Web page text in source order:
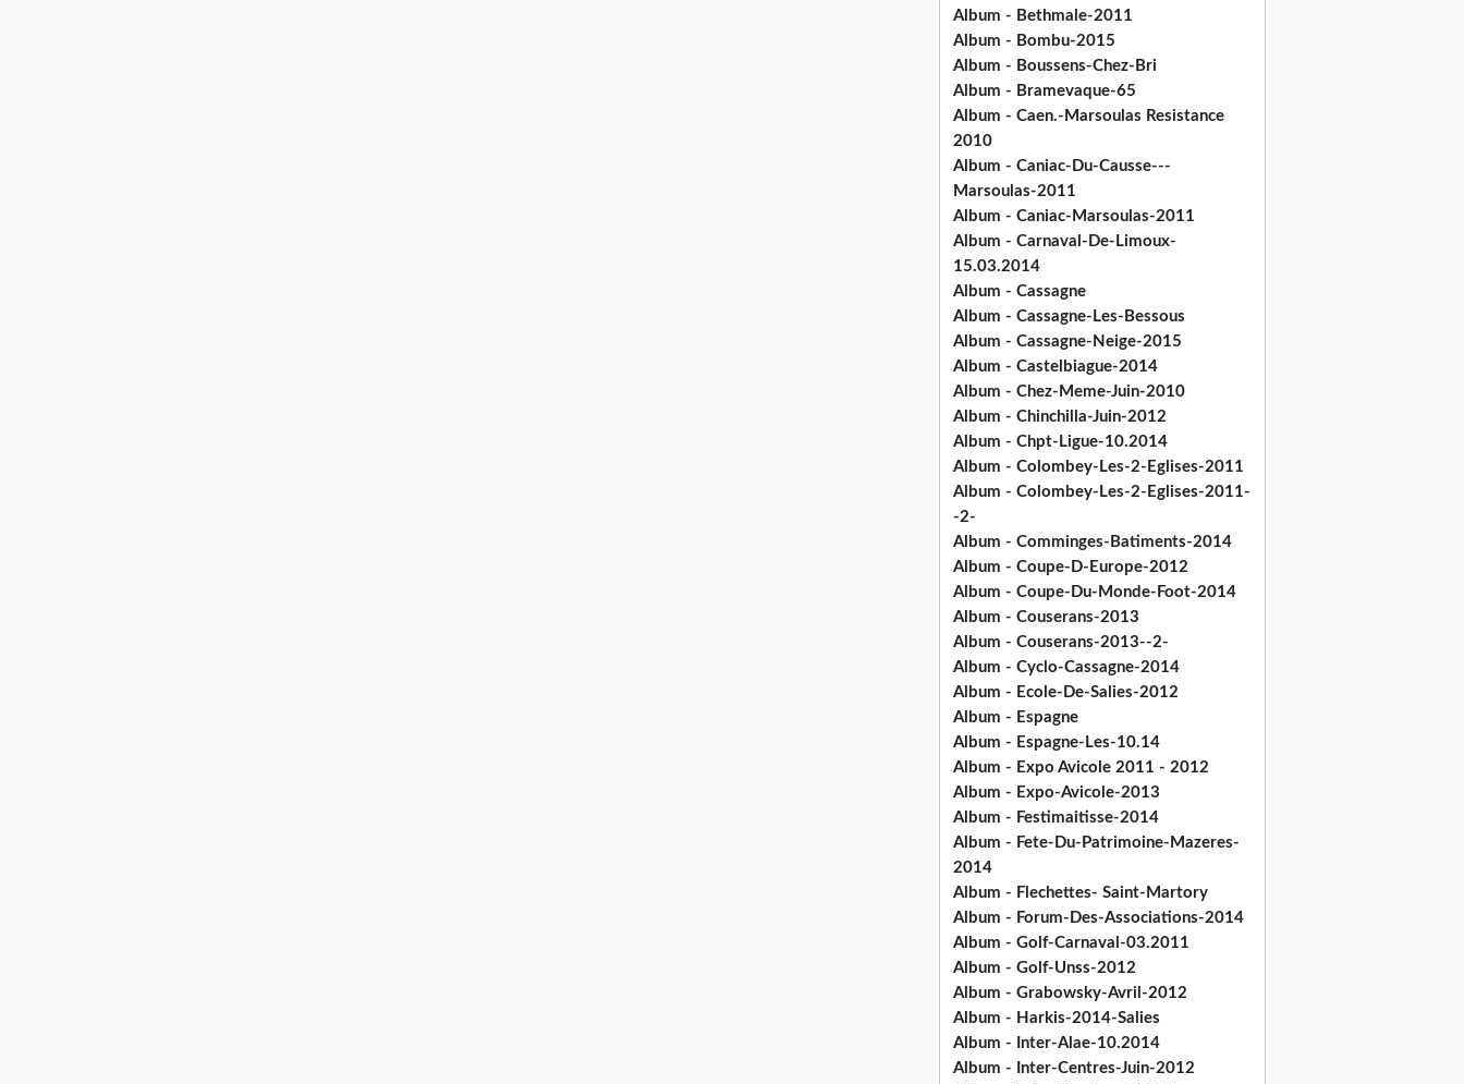
Album - Bethmale-2011
Album - Bombu-2015
Album - Boussens-Chez-Bri
Album - Bramevaque-65
Album - Caen.-Marsoulas Resistance
2010
Album - Caniac-Du-Causse---
Marsoulas-2011
Album - Caniac-Marsoulas-2011
Album - Carnaval-De-Limoux-
15.03.2014
Album - Cassagne
Album - Cassagne-Les-Bessous
Album - Cassagne-Neige-2015
Album - Castelbiague-2014
Album - Chez-Meme-Juin-2010
Album - Chinchilla-Juin-2012
Album - Chpt-Ligue-10.2014
Album - Colombey-Les-2-Eglises-2011
Album - Colombey-Les-2-Eglises-2011-
-2-
Album - Comminges-Batiments-2014
Album - Coupe-D-Europe-2012
Album - Coupe-Du-Monde-Foot-2014
Album - Couserans-2013
Album - Couserans-2013--2-
Album - Cyclo-Cassagne-2014
Album - Ecole-De-Salies-2012
Album - Espagne
Album - Espagne-Les-10.14
Album - Expo Avicole 2011 - 2012
Album - Expo-Avicole-2013
Album - Festimaitisse-2014
Album - Fete-Du-Patrimoine-Mazeres-
2014
Album - Flechettes- Saint-Martory
Album - Forum-Des-Associations-2014
Album - Golf-Carnaval-03.2011
Album - Golf-Unss-2012
Album - Grabowsky-Avril-2012
Album - Harkis-2014-Salies
Album - Inter-Alae-10.2014
Album - Inter-Centres-Juin-2012